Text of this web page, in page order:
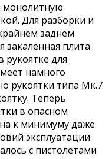
монолитную
Для разборки и
заднем
закаленная плита
рукоятке для
намного
рукоятки типа Мк.7
Теперь
в опасном
к минимуму даже
эксплуатации
с пистолетами